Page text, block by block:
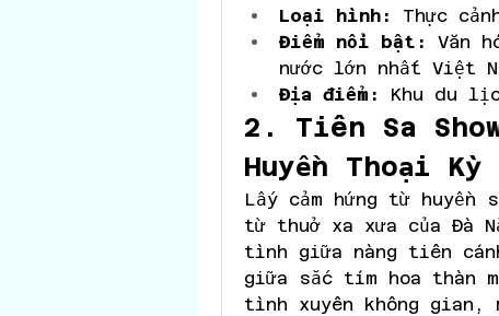
Loại hình:
Thực
Điểm nổi bật:
Văn
nước lớn nhất Việt
Địa điểm:
Khu du
2. Tiên Sa
Huyền Thoại
Lấy cảm hứng từ
từ thuở xa xưa của Đà
tình giữa nàng tiên
giữa sắc tím hoa thàn
tình xuyên không gian,